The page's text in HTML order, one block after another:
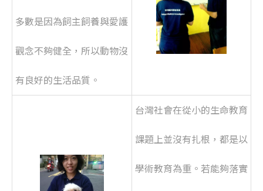
多數是因為飼主飼養與愛護
觀念不夠健全，所以動物沒
有良好的生活品質。
台灣社會在從小的生命教育
課題上並沒有扎根，都是以
學術教育為重。若能夠落實